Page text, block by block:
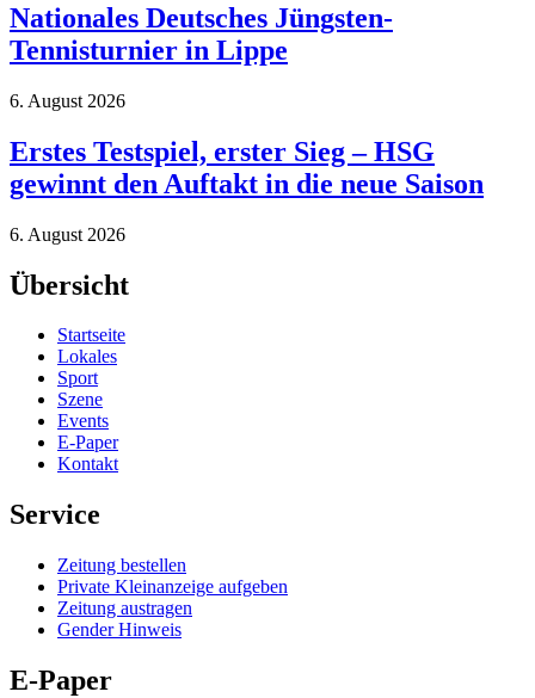
Nationales Deutsches Jüngsten-
Tennisturnier in Lippe
6. August 2026
Erstes Testspiel, erster Sieg – HSG
gewinnt den Auftakt in die neue Saison
6. August 2026
Übersicht
Startseite
Lokales
Sport
Szene
Events
E-Paper
Kontakt
Service
Zeitung bestellen
Private Kleinanzeige aufgeben
Zeitung austragen
Gender Hinweis
E-Paper